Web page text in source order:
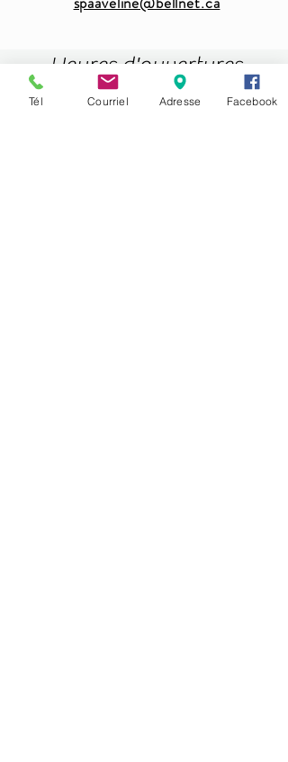
Heures d'ouvertures
Tél Courriel Adresse Facebook